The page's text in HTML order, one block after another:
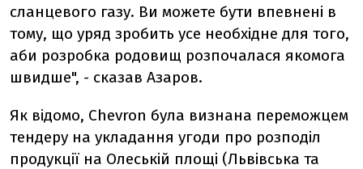
сланцевого газу. Ви можете бути впевнені в
тому, що уряд зробить усе необхідне для того,
аби розробка родовищ розпочалася якомога
швидше", - сказав Азаров.
Як відомо, Chevron була визнана переможцем
тендеру на укладання угоди про розподіл
продукції на Олеській площі (Львівська та